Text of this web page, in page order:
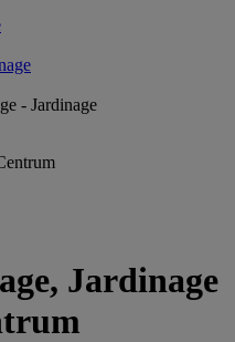
- Jardinage
Jardinage